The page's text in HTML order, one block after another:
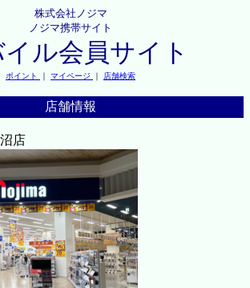
株式会社ノジマ
ノジマ携帯サイト
ル会員サイト
ポイント ｜ マイページ ｜ 店舗検索
店舗情報
店